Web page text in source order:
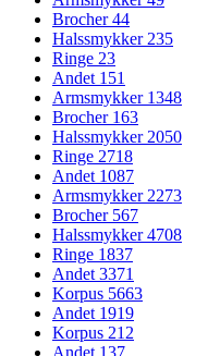
Brocher44
Halssmykker235
Ringe 23
Andet 151
Armsmykker 1348
Brocher 163
Halssmykker2050
Ringe 2718
Andet 1087
Armsmykker2273
Brocher 567
Halssmykker4708
Ringe 1837
Andet3371
Korpus 5663
Andet 1919
Korpus 212